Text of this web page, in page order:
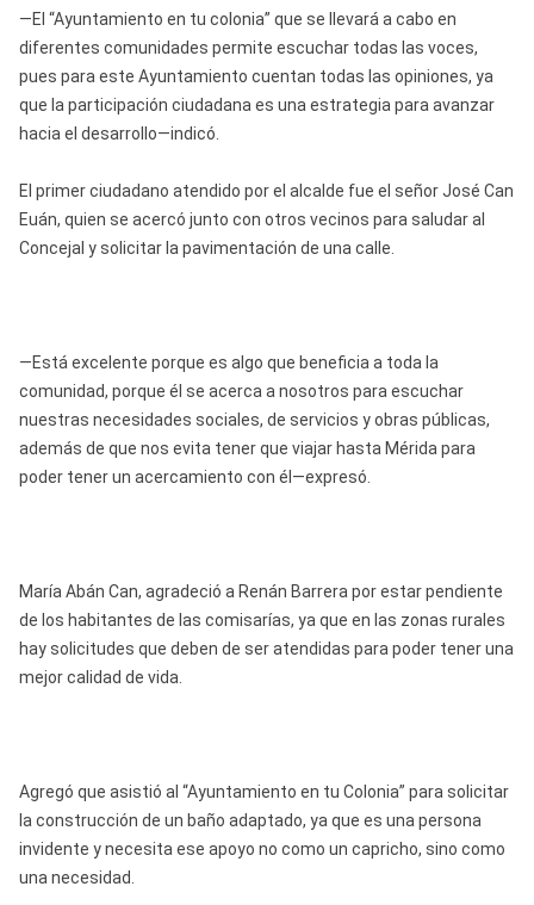
—El “Ayuntamiento en tu colonia” que se llevará a cabo en
diferentes comunidades permite escuchar todas las voces,
pues para este Ayuntamiento cuentan todas las opiniones, ya
que la participación ciudadana es una estrategia para avanzar
hacia el desarrollo—indicó.
El primer ciudadano atendido por el alcalde fue el señor José Can
Euán, quien se acercó junto con otros vecinos para saludar al
Concejal y solicitar la pavimentación de una calle.
—Está excelente porque es algo que beneficia a toda la
comunidad, porque él se acerca a nosotros para escuchar
nuestras necesidades sociales, de servicios y obras públicas,
además de que nos evita tener que viajar hasta Mérida para
poder tener un acercamiento con él—expresó.
María Abán Can, agradeció a Renán Barrera por estar pendiente
de los habitantes de las comisarías, ya que en las zonas rurales
hay solicitudes que deben de ser atendidas para poder tener una
mejor calidad de vida.
Agregó que asistió al “Ayuntamiento en tu Colonia” para solicitar
la construcción de un baño adaptado, ya que es una persona
invidente y necesita ese apoyo no como un capricho, sino como
una necesidad.